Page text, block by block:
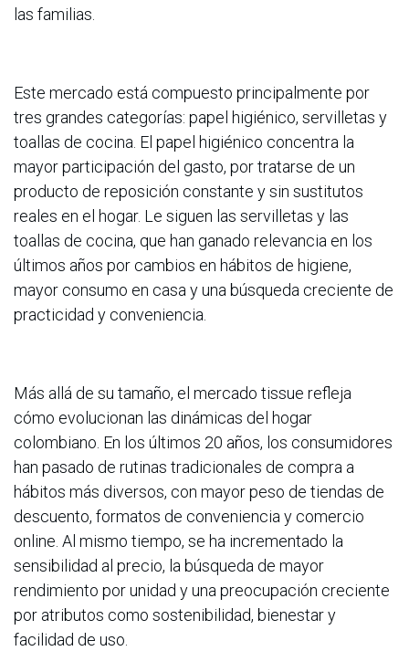
las familias.
Este mercado está compuesto principalmente por
tres grandes categorías: papel higiénico, servilletas y
toallas de cocina. El papel higiénico concentra la
mayor participación del gasto, por tratarse de un
producto de reposición constante y sin sustitutos
reales en el hogar. Le siguen las servilletas y las
toallas de cocina, que han ganado relevancia en los
últimos años por cambios en hábitos de higiene,
mayor consumo en casa y una búsqueda creciente de
practicidad y conveniencia.
Más allá de su tamaño, el mercado tissue refleja
cómo evolucionan las dinámicas del hogar
colombiano. En los últimos 20 años, los consumidores
han pasado de rutinas tradicionales de compra a
hábitos más diversos, con mayor peso de tiendas de
descuento, formatos de conveniencia y comercio
online. Al mismo tiempo, se ha incrementado la
sensibilidad al precio, la búsqueda de mayor
rendimiento por unidad y una preocupación creciente
por atributos como sostenibilidad, bienestar y
facilidad de uso.